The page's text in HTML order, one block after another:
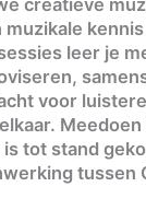
creatieve
muzikale
leer je
voor
tot stand
tussen